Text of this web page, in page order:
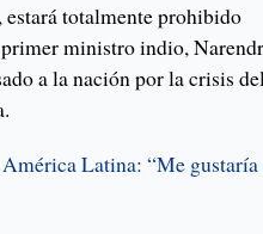
estará totalmente prohibido
ministro indio,
a la nación por la crisis
Latina: “Me gustaría